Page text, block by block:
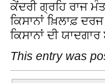
ਕੇਂਦਰੀ ਗ੍ਰਹਿ ਰਾਜ
ਕਿਸਾਨਾਂ ਖ਼ਿਲਾਫ਼
ਕਿਸਾਨਾਂ ਦੀ
This entry was